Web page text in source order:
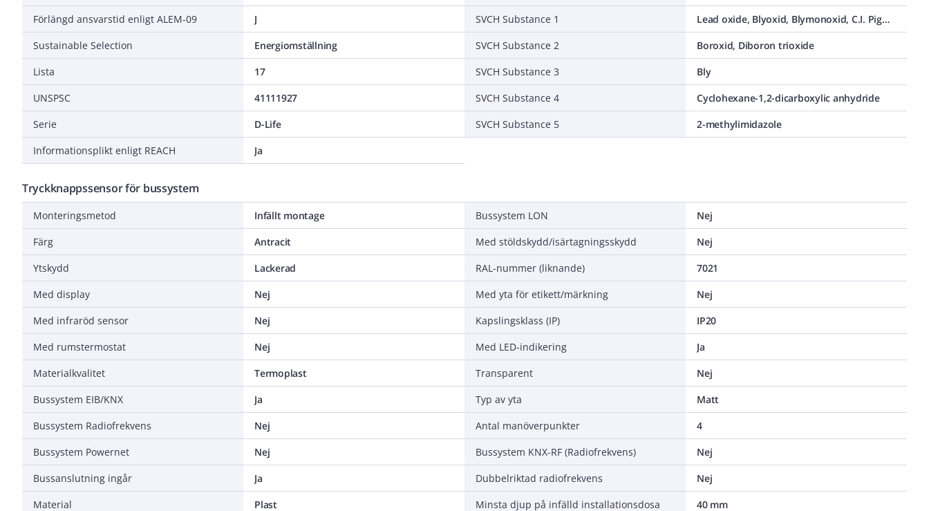
Förlängd ansvarstid enligt ALEM-09
J
Sustainable Selection
Energiomställning
Lista
17
UNSPSC
41111927
Serie
D-Life
Informationsplikt enligt REACH
Ja
SVCH Substance 1
Lead oxide, Blyoxid, Blymonoxid, C.I. Pigment Yellow 46 , C.I. 77577, Litharge, Lead(II) oxide
SVCH Substance 2
Boroxid, Diboron trioxide
SVCH Substance 3
Bly
SVCH Substance 4
Cyclohexane-1,2-dicarboxylic anhydride
SVCH Substance 5
2-methylimidazole
Tryckknappssensor för bussystem
Monteringsmetod
Infällt montage
Färg
Antracit
Ytskydd
Lackerad
Med display
Nej
Med infraröd sensor
Nej
Med rumstermostat
Nej
Materialkvalitet
Termoplast
Bussystem EIB/KNX
Ja
Bussystem Radiofrekvens
Nej
Bussystem Powernet
Nej
Bussanslutning ingår
Ja
Material
Plast
Bussystem LON
Nej
Med stöldskydd/isärtagningsskydd
Nej
RAL-nummer (liknande)
7021
Med yta för etikett/märkning
Nej
Kapslingsklass (IP)
IP20
Med LED-indikering
Ja
Transparent
Nej
Typ av yta
Matt
Antal manöverpunkter
4
Bussystem KNX-RF (Radiofrekvens)
Nej
Dubbelriktad radiofrekvens
Nej
Minsta djup på infälld installationsdosa
40 mm